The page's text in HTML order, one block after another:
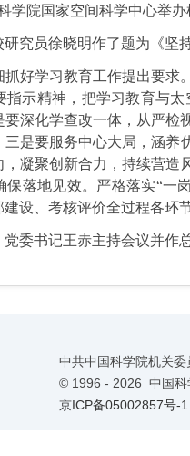
学院国家空间科学中心举
究员徐晓明作了题为《坚
抓好学习教育工作提出要求
指示精神，把学习教育与
深化学查改一体，从严检
三是要服务中心大局，涵
凝聚创新合力，持续营造
保落地见效。严格落实“一
设、考核评价全过程各环
委书记王赤主持会议并作
中共中国科学院机关
© 1996 - 2026 中国
京ICP备05002857号-1